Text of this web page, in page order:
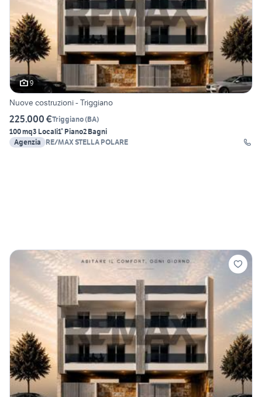
9
Nuove costruzioni - Triggiano
225.000 €Triggiano(BA)
100 mq3 Locali1° Piano2 Bagni
Agenzia
RE/MAX STELLA POLARE